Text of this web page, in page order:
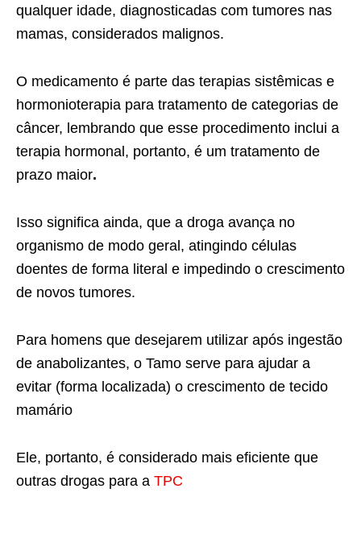
qualquer idade, diagnosticadas com tumores nas
mamas, considerados malignos.
O medicamento é parte das terapias sistêmicas e
hormonioterapia para tratamento de categorias de
câncer, lembrando que esse procedimento inclui a
terapia hormonal, portanto, é um tratamento de
prazo maior.
Isso significa ainda, que a droga avança no
organismo de modo geral, atingindo células
doentes de forma literal e impedindo o crescimento
de novos tumores.
Para homens que desejarem utilizar após ingestão
de anabolizantes, o Tamo serve para ajudar a
evitar (forma localizada) o crescimento de tecido
mamário
Ele, portanto, é considerado mais eficiente que
outras drogas para a TPC